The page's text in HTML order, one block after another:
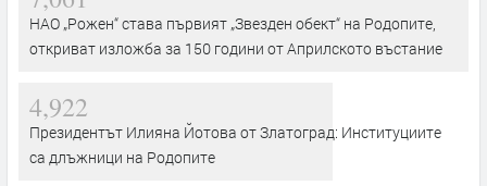
НАО „Рожен“ става първият „Звезден обект“ на Родопите,
откриват изложба за 150 години от Априлското въстание
4,922
Президентът Илияна Йотова от Златоград: Институциите
са длъжници на Родопите